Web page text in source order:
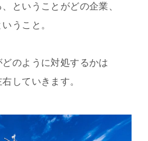
ということがどの企業、
うこと。
のように対処するかは
していきます。